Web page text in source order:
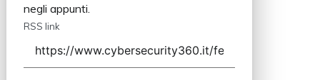
negli appunti.
RSS link